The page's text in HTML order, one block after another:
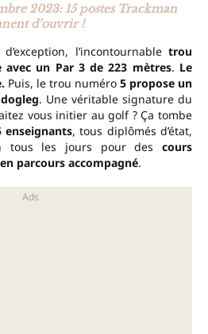
2023: 15 postes Trackman
d’ouvrir !
l’incontournable trou
avec un Par 3 de 223 mètres. Le
Puis, le trou numéro 5 propose un
. Une véritable signature du
vous initier au golf ? Ça tombe
, tous diplômés d’état,
tous les jours pour des cours
parcours accompagné.